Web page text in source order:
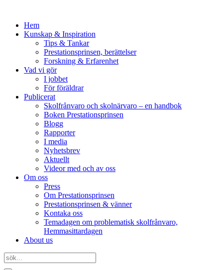
Hem
Kunskap & Inspiration
Tips & Tankar
Prestationsprinsen, berättelser
Forskning & Erfarenhet
Vad vi gör
I jobbet
För föräldrar
Publicerat
Skolfrånvaro och skolnärvaro – en handbok
Boken Prestationsprinsen
Blogg
Rapporter
I media
Nyhetsbrev
Aktuellt
Videor med och av oss
Om oss
Press
Om Prestationsprinsen
Prestationsprinsen & vänner
Kontaka oss
Temadagen om problematisk skolfrånvaro,
Hemmasittardagen
About us